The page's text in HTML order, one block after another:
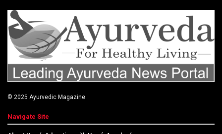
© 2025 Ayurvedic Magazine
Navigate Site